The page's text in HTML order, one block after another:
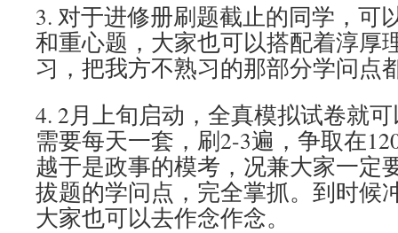
3. 对于进修册刷题截止的同学，可
和重心题，大家也可以搭配着淳厚
习，把我方不熟习的那部分学问点
4. 2月上旬启动，全真模拟试卷就
需要每天一套，刷2-3遍，争取在
越于是政事的模考，况兼大家一定
拔题的学问点，完全掌抓。到时候
大家也可以去作念作念。